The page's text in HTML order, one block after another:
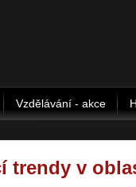
Vzdělávání - akce
trendy v